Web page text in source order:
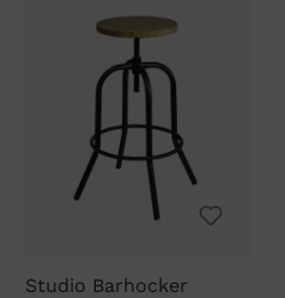
Studio Barhocker